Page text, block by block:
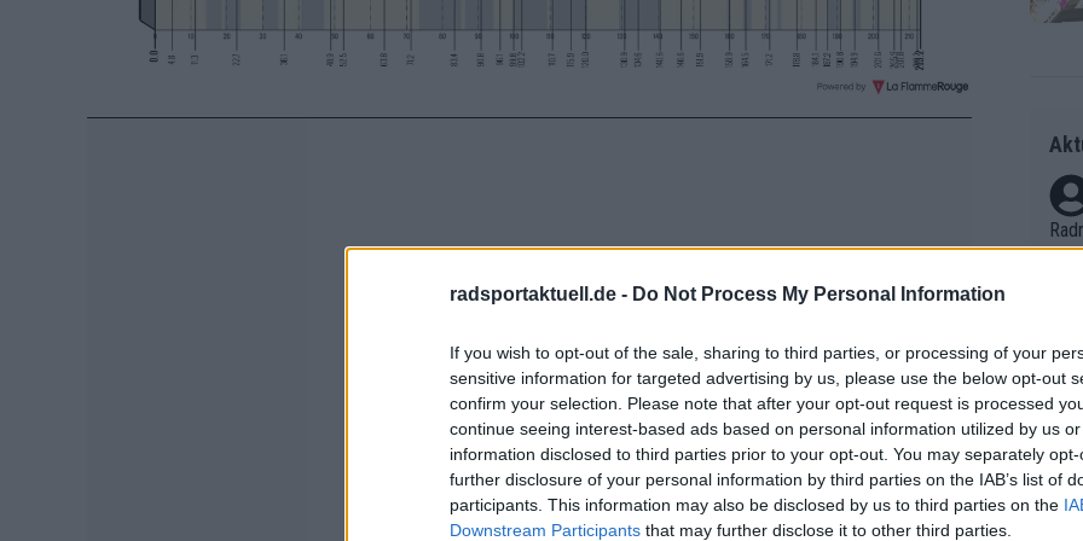
radsportaktuell.de - Do Not Process My Personal Information
If you wish to opt-out of the sale, sharing to third parties, or processing of your
sensitive information for targeted advertising by us, please use the below opt-out
confirm your selection. Please note that after your opt-out request is processed
continue seeing interest-based ads based on personal information utilized by us
information disclosed to third parties prior to your opt-out. You may separately
further disclosure of your personal information by third parties on the IAB’s list of
participants. This information may also be disclosed by us to third parties on the
Downstream Participants that may further disclose it to other third parties.
ss
et.
Auf
V?